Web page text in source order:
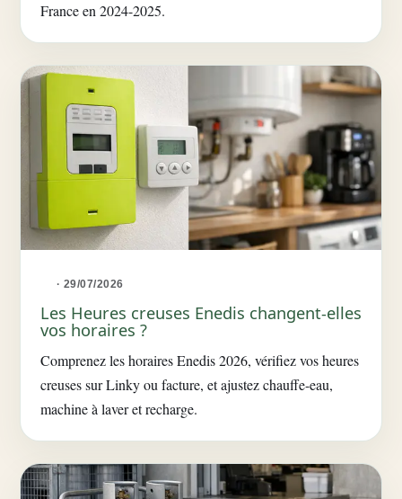
France en 2024-2025.
· 29/07/2026
Les Heures creuses Enedis changent-elles
vos horaires ?
Comprenez les horaires Enedis 2026, vérifiez vos heures
creuses sur Linky ou facture, et ajustez chauffe-eau,
machine à laver et recharge.